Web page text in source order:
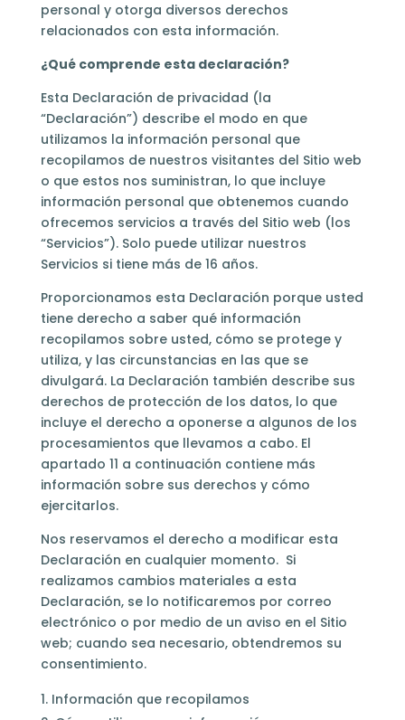
personal y otorga diversos derechos
relacionados con esta información.
¿Qué comprende esta declaración?
Esta Declaración de privacidad (la
“Declaración”) describe el modo en que
utilizamos la información personal que
recopilamos de nuestros visitantes del Sitio web
o que estos nos suministran, lo que incluye
información personal que obtenemos cuando
ofrecemos servicios a través del Sitio web (los
“Servicios”). Solo puede utilizar nuestros
Servicios si tiene más de 16 años.
Proporcionamos esta Declaración porque usted
tiene derecho a saber qué información
recopilamos sobre usted, cómo se protege y
utiliza, y las circunstancias en las que se
divulgará. La Declaración también describe sus
derechos de protección de los datos, lo que
incluye el derecho a oponerse a algunos de los
procesamientos que llevamos a cabo. El
apartado 11 a continuación contiene más
información sobre sus derechos y cómo
ejercitarlos.
Nos reservamos el derecho a modificar esta
Declaración en cualquier momento. Si
realizamos cambios materiales a esta
Declaración, se lo notificaremos por correo
electrónico o por medio de un aviso en el Sitio
web; cuando sea necesario, obtendremos su
consentimiento.
Información que recopilamos